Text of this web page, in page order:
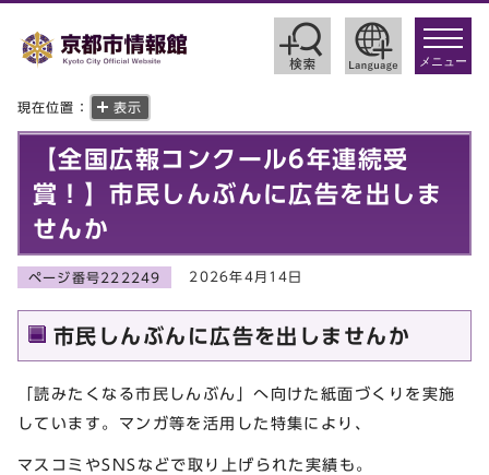
toggle
メニュー
現在位置： 表示
【全国広報コンクール6年連続受
賞！】市民しんぶんに広告を出しま
せんか
ページ番号222249 2026年4月14日
市民しんぶんに広告を出しませんか
「読みたくなる市民しんぶん」へ向けた紙面づくりを実施
しています。マンガ等を活用した特集により、
マスコミやSNSなどで取り上げられた実績も。